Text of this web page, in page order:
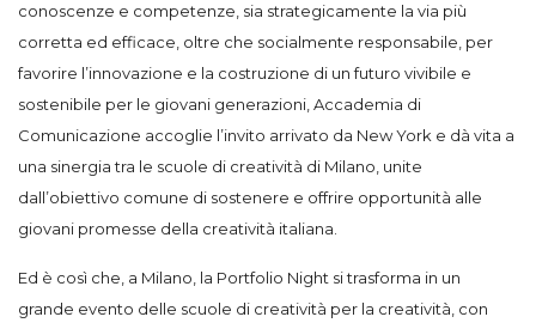
conoscenze e competenze, sia strategicamente la via più
corretta ed efficace, oltre che socialmente responsabile, per
favorire l’innovazione e la costruzione di un futuro vivibile e
sostenibile per le giovani generazioni, Accademia di
Comunicazione accoglie l’invito arrivato da New York e dà vita a
una sinergia tra le scuole di creatività di Milano, unite
dall’obiettivo comune di sostenere e offrire opportunità alle
giovani promesse della creatività italiana.
Ed è così che, a Milano, la Portfolio Night si trasforma in un
grande evento delle scuole di creatività per la creatività, con